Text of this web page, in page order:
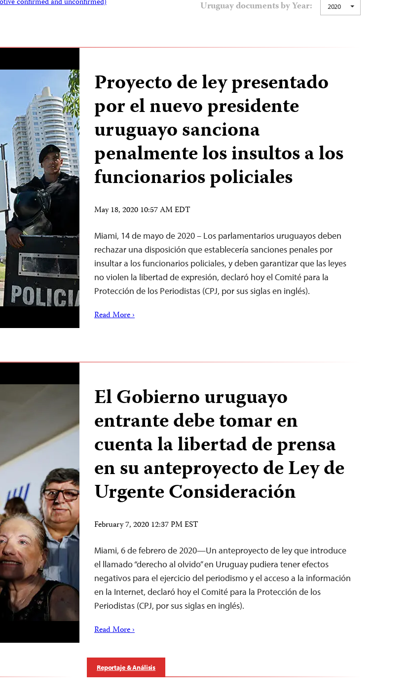
confirmed and unconfirmed) Uruguay documents by Year: 2020
Proyecto de ley presentado
por el nuevo presidente
uruguayo sanciona
penalmente los insultos a los
funcionarios policiales
May 18, 2020 10:57 AM EDT
Miami, 14 de mayo de 2020 – Los parlamentarios uruguayos deben
rechazar una disposición que establecería sanciones penales por
insultar a los funcionarios policiales, y deben garantizar que las leyes
no violen la libertad de expresión, declaró hoy el Comité para la
Protección de los Periodistas (CPJ, por sus siglas en inglés).
Read More ›
El Gobierno uruguayo
entrante debe tomar en
cuenta la libertad de prensa
en su anteproyecto de Ley de
Urgente Consideración
February 7, 2020 12:37 PM EST
Miami, 6 de febrero de 2020—Un anteproyecto de ley que introduce
el llamado “derecho al olvido” en Uruguay pudiera tener efectos
negativos para el ejercicio del periodismo y el acceso a la información
en la Internet, declaró hoy el Comité para la Protección de los
Periodistas (CPJ, por sus siglas en inglés).
Read More ›
Reportaje & Análisis